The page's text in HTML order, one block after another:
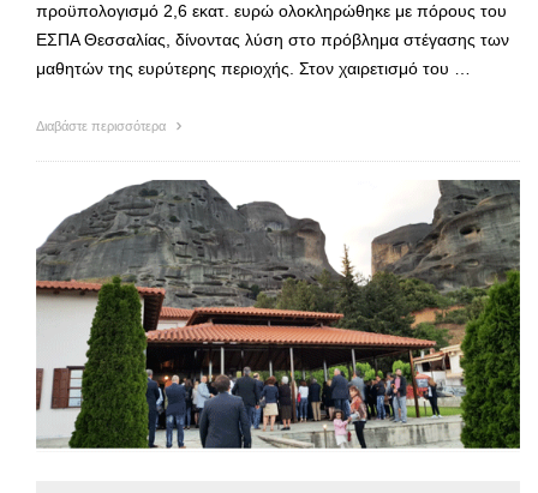
προϋπολογισμό 2,6 εκατ. ευρώ ολοκληρώθηκε με πόρους του
ΕΣΠΑ Θεσσαλίας, δίνοντας λύση στο πρόβλημα στέγασης των
μαθητών της ευρύτερης περιοχής. Στον χαιρετισμό του …
Διαβάστε περισσότερα